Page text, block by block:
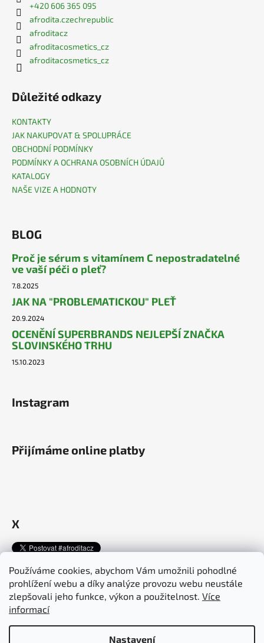
Používáme cookies, abychom Vám umožnili pohodlné
prohlížení webu a díky analýze provozu webu neustále
zlepšovali jeho funkce, výkon a použitelnost. Více
informací
Nastavení
+420 606 365 095
afrodita.czechrepublic
afroditacz
afroditacosmetics_cz
afroditacosmetics_cz
Důležité odkazy
KONTAKTY
JAK NAKUPOVAT & SPOLUPRÁCE
OBCHODNÍ PODMÍNKY
PODMÍNKY A OCHRANA OSOBNÍCH ÚDAJŮ
KATALOGY
NAŠE VIZE A HODNOTY
BLOG
Proč je sérum s vitamínem C nepostradatelné
ve vaší péči o pleť?
7.8.2025
JAK NA "PROBLEMATICKOU" PLEŤ
20.9.2024
OCENĚNÍ SUPERBRANDS NEJLEPŠÍ ZNAČKA
SLOVINSKÉHO TRHU
15.10.2023
Instagram
Přijímáme online platby
X
Afroditacosmetics.cz afroditacosmetics.sk